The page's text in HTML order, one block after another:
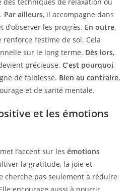
Par ailleurs, il accompagne dans
d’observer les progrès. En outre,
l’estime de soi. Cela
sur le long terme. Dès lors,
précieuse.C’est pourquoi,
de faiblesse. Bien au contraire,
et de santé mentale.
et les émotions
met l’accent sur lesémotions
la gratitude, la joie et
cherche pas seulement à réduire